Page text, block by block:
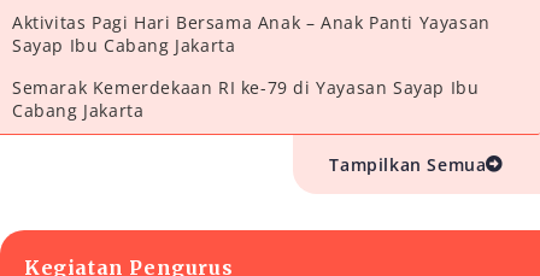
Aktivitas Pagi Hari Bersama Anak – Anak Panti Yayasan
Sayap Ibu Cabang Jakarta
Semarak Kemerdekaan RI ke-79 di Yayasan Sayap Ibu
Cabang Jakarta
Tampilkan Semua
Kegiatan Pengurus